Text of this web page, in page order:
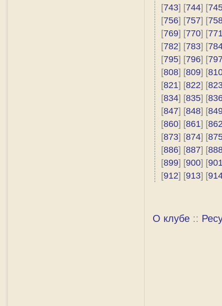
[743] [744] [
[756] [757] [
[769] [770] [
[782] [783] [
[795] [796] [
[808] [809] [
[821] [822] [
[834] [835] [
[847] [848] [
[860] [861] [
[873] [874] [
[886] [887] [
[899] [900] [
[912] [913] [
О клубе ::